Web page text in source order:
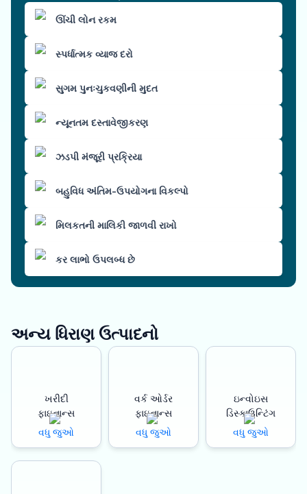
ઊંચી લોન રકમ
સ્પર્ધાત્મક વ્યાજ દરો
સુગમ પુનઃચુકવણીની મુદત
ન્યૂનતમ દસ્તાવેજીકરણ
ઝડપી મંજૂરી પ્રક્રિયા
બહુવિધ અંતિમ-ઉપયોગના વિકલ્પો
મિલકતની માલિકી જાળવી રાખો
કર લાભો ઉપલબ્ધ છે
અન્ય ધિરાણ ઉત્પાદનો
ખરીદી
ફાઇનાન્સ
વધુ જુઓ
વર્ક ઓર્ડર
ફાઇનાન્સ
વધુ જુઓ
ઇન્વોઇસ
ડિસ્કાઉન્ટિંગ
વધુ જુઓ